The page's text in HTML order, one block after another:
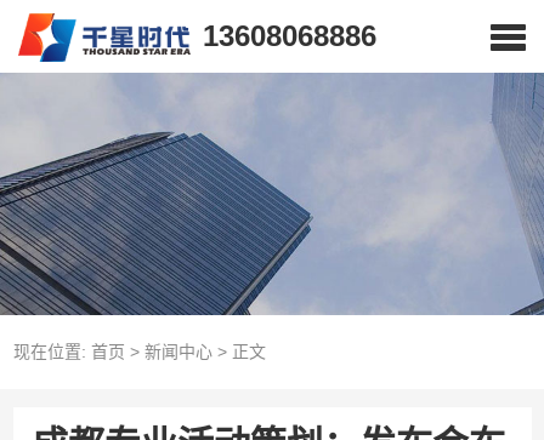
13608068886
现在位置: 首页 > 新闻中心> 正文